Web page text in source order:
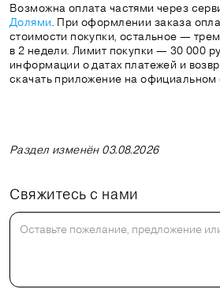
Возможна оплата частями через
Долями. При оформлении заказа
стоимости покупки, остальное —
в 2 недели. Лимит покупки — 30 000
информации о датах платежей и
скачать приложение на официальном
Раздел изменён 03.08.2026
Свяжитесь с нами